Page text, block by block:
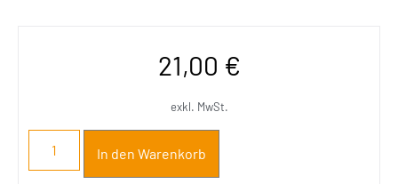
21,00 €
exkl. MwSt.
In den Warenkorb